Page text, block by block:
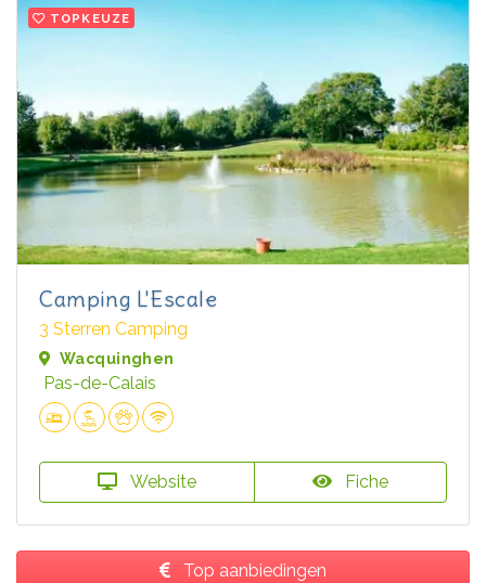
TOPKEUZE
Camping L'Escale
3 Sterren Camping
Wacquinghen
Pas-de-Calais
Website Fiche
Top aanbiedingen